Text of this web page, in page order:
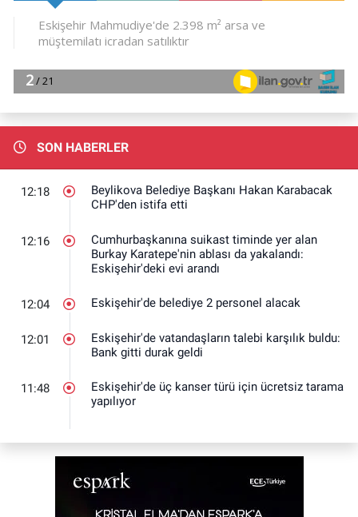
SON HABERLER
12:18
Beylikova Belediye Başkanı Hakan Karabacak
CHP'den istifa etti
12:16
Cumhurbaşkanına suikast timinde yer alan
Burkay Karatepe'nin ablası da yakalandı:
Eskişehir'deki evi arandı
12:04 Eskişehir'de belediye 2 personel alacak
12:01
Eskişehir'de vatandaşların talebi karşılık buldu:
Bank gitti durak geldi
11:48
Eskişehir'de üç kanser türü için ücretsiz tarama
yapılıyor